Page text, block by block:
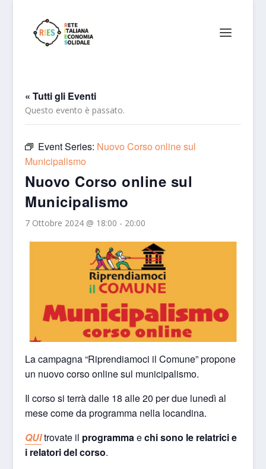
« Tutti gli Eventi
Questo evento è passato.
Event Series: Nuovo Corso online sul
Municipalismo
Nuovo Corso online sul
Municipalismo
7 Ottobre 2024 @ 18:00 - 20:00
La campagna “Riprendiamoci il Comune” propone
un nuovo corso online sul municipalismo.
Il corso si terrà dalle 18 alle 20 per due lunedì al
mese come da programma nella locandina.
QUItrovate il programmaechi sono le relatrici e
i relatori del corso.